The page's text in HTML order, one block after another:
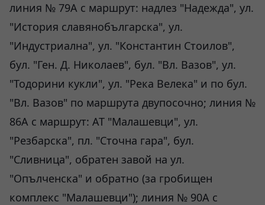
линия № 79А с маршрут: надлез "Надежда", ул.
"История славянобългарска", ул.
"Индустриална", ул. "Константин Стоилов",
бул. "Ген. Д. Николаев", бул. "Вл. Вазов", ул.
"Тодорини кукли", ул. "Река Велека" и по бул.
"Вл. Вазов" по маршрута двупосочно; линия №
86А с маршрут: АТ "Малашевци", ул.
"Резбарска", пл. "Сточна гара", бул.
"Сливница", обратен завой на ул.
"Опълченска" и обратно (за гробищен
комплекс "Малашевци"); линия № 90А с